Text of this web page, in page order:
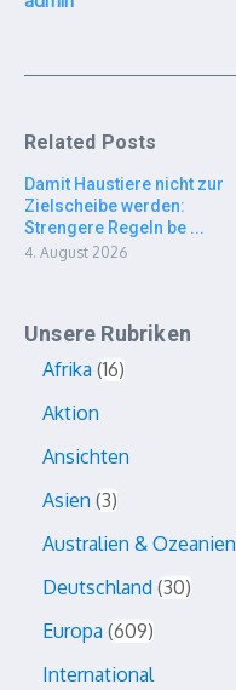
Related Posts
Damit Haustiere nicht zur
Zielscheibe werden:
Strengere Regeln be ...
4. August 2026
Unsere Rubriken
Afrika 16
Aktion
Ansichten
Asien 3
Australien & Ozeanien
Deutschland 30
Europa 609
International